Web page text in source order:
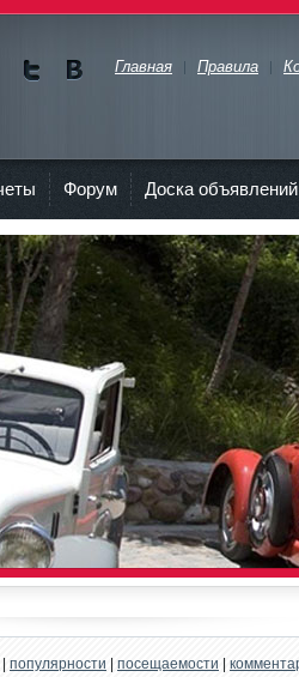
Главная Правила
Форум Доска объявлений
| популярности | посещаемости |